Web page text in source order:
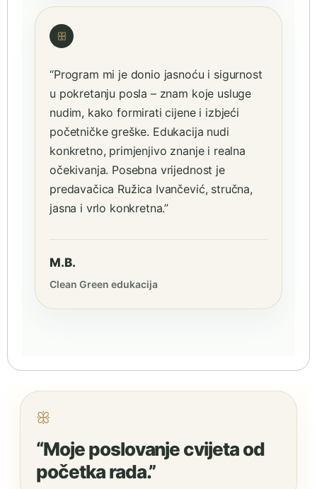
ꕥ
“Program mi je donio jasnoću i sigurnost
u pokretanju posla – znam koje usluge
nudim, kako formirati cijene i izbjeći
početničke greške. Edukacija nudi
konkretno, primjenjivo znanje i realna
očekivanja. Posebna vrijednost je
predavačica Ružica Ivančević, stručna,
jasna i vrlo konkretna.”
M.B.
Clean Green edukacija
ꕥ
“Moje poslovanje cvijeta od
početka rada.”